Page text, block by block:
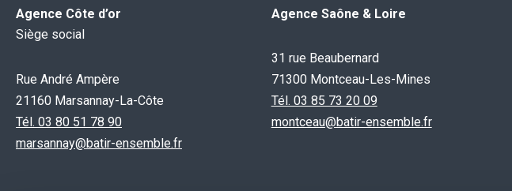
Agence Côte d’or
Siège social
Rue André Ampère
21160 Marsannay-La-Côte
Tél. 03 80 51 78 90
marsannay@batir-ensemble.fr
Agence Saône & Loire
31 rue Beaubernard
71300 Montceau-Les-Mines
Tél. 03 85 73 20 09
montceau@batir-ensemble.fr